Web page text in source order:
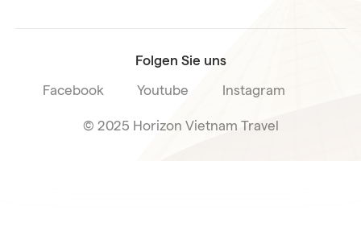
Folgen Sie uns
Facebook Youtube Instagram
© 2025 Horizon Vietnam Travel